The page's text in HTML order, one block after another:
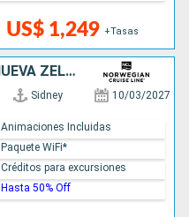
US$ 1,249 +Tasas
AUSTRALIA, REINO UNIDO, NUEVA ZELANDA
Sidney 10/03/2027
Animaciones Incluidas
Paquete WiFi*
Créditos para excursiones
Hasta 50% Off